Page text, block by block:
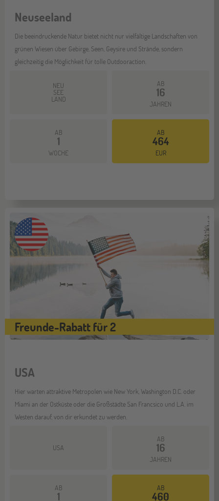
Neuseeland
Die beeindruckende Natur bietet nicht nur vielfältige Landschaften von
grünen Wiesen über Gebirge, Seen, Geysire und Strände, sondern
gleichzeitig die Möglichkeit für tolle Outdooraction.
NEU
SEE
LAND
AB
16
JAHREN
AB
1
WOCHE
AB
464
EUR
Freunde-Rabatt für 2
USA
Hier warten attraktive Metropolen wie New York, Washington D.C. oder
Miami an der Ostküste oder die Großstädte San Francsico und L.A. im
Westen darauf, von dir erkundet zu werden.
USA
AB
16
JAHREN
AB
1
AB
460